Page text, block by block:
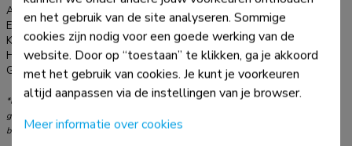
Artikelnummer:
WL40S-950BL18
EAN:
8717371449575
Kleur:
Zwart
Hoofdmateriaal:
Staal
Garantie:
5 jaar
*NB. De vermelde inch-maten zijn slechts een indicatie, gecombineerd met het
gewicht en de VESA-maten. Het maximale gewicht en de VESA-maat zijn absolute
beperkingen voor de producten en dienen niet te worden overschreden.
en het gebruik van de site analyseren. Sommige
cookies zijn nodig voor een goede werking van de
website. Door op “toestaan” te klikken, ga je akkoord
met het gebruik van cookies. Je kunt je voorkeuren
altijd aanpassen via de instellingen van je browser.
Meer informatie over cookies